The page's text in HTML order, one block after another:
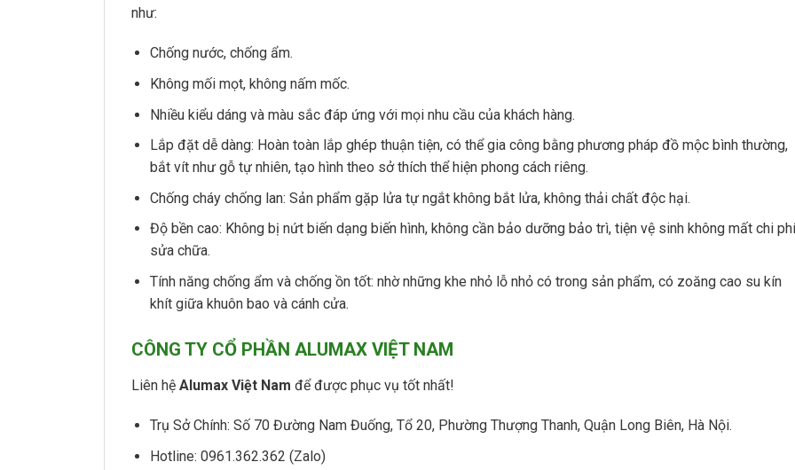
như:
Chống nước, chống ẩm.
Không mối mọt, không nấm mốc.
Nhiều kiểu dáng và màu sắc đáp ứng với mọi nhu cầu của khách hàng.
Lắp đặt dễ dàng: Hoàn toàn lắp ghép thuận tiện, có thể gia công bằng phương pháp đồ mộc bình thường,
bắt vít như gỗ tự nhiên, tạo hình theo sở thích thể hiện phong cách riêng.
Chống cháy chống lan: Sản phẩm gặp lửa tự ngắt không bắt lửa, không thải chất độc hại.
Độ bền cao: Không bị nứt biến dạng biến hình, không cần bảo dưỡng bảo trì, tiện vệ sinh không mất chi phí
sửa chữa.
Tính năng chống ẩm và chống ồn tốt: nhờ những khe nhỏ lỗ nhỏ có trong sản phẩm, có zoăng cao su kín
khít giữa khuôn bao và cánh cửa.
CÔNG TY CỔ PHẦN ALUMAX VIỆT NAM
Liên hệ Alumax Việt Nam để được phục vụ tốt nhất!
Trụ Sở Chính: Số 70 Đường Nam Đuống, Tổ 20, Phường Thượng Thanh, Quận Long Biên, Hà Nội.
Hotline: 0961.362.362 (Zalo)